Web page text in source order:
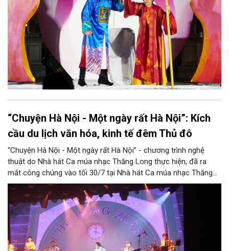
“Chuyện Hà Nội - Một ngày rất Hà Nội”: Kích
cầu du lịch văn hóa, kinh tế đêm Thủ đô
“Chuyện Hà Nội - Một ngày rất Hà Nội” - chương trình nghệ
thuật do Nhà hát Ca múa nhạc Thăng Long thực hiện, đã ra
mắt công chúng vào tối 30/7 tại Nhà hát Ca múa nhạc Thăng
Long (số 31 - 33 phố Lương Văn Can, phường Hoàn Kiếm).